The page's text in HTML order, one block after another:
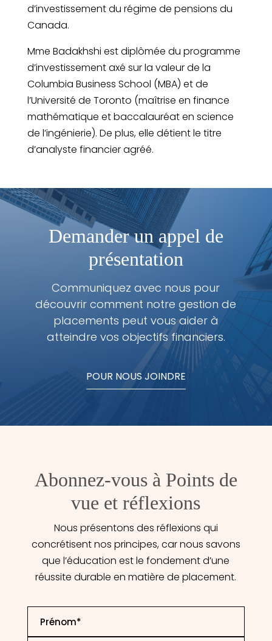
d’investissement du régime de pensions du
Canada.
Mme Badakhshi est diplômée du programme
d’investissement axé sur la valeur de la
Columbia Business School (MBA) et de
l’Université de Toronto (maîtrise en finance
mathématique et baccalauréat en science
de l’ingénierie). De plus, elle détient le titre
d’analyste financier agréé.
Demander un appel de
présentation
Communiquez avec nous pour
découvrir comment notre gestion de
placements peut vous aider à
atteindre vos objectifs financiers.
POUR NOUS JOINDRE
Abonnez-vous à Points de
vue et réflexions
Nous présentons des réflexions qui
concrétisent nos principes, car nous savons
que l’éducation est le fondement d’une
réussite durable en matière de placement.
Name *